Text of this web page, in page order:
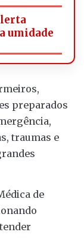
umidade
preparados
traumas e
de